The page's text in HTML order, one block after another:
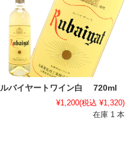
ルバイヤートワイン白 720ml
¥1,200(税込 ¥1,320)
在庫 1 本